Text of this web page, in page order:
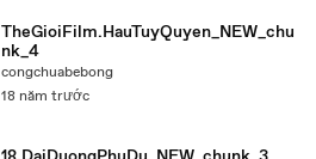
TheGioiFilm.HauTuyQuyen_NEW_chu
nk_4
congchuabebong
18 năm trước